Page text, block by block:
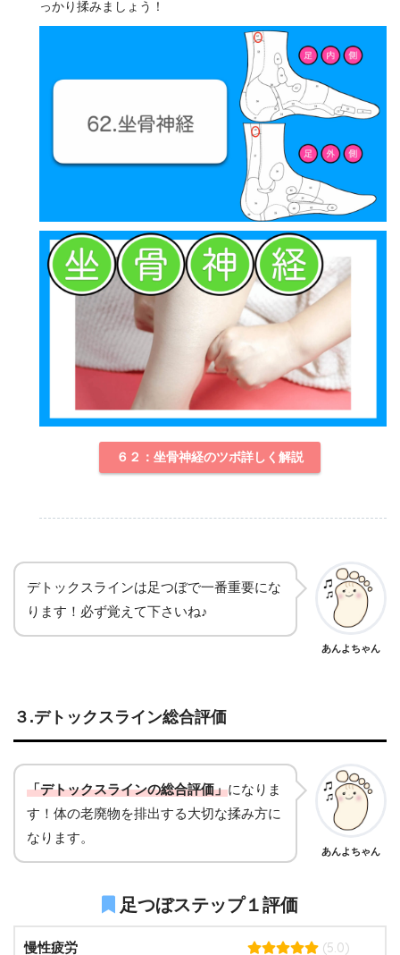
っかり揉みましょう！
６２：坐骨神経のツボ詳しく解説
デトックスラインは足つぼで一番重要にな
ります！必ず覚えて下さいね♪
あんよちゃん
３.デトックスライン総合評価
「デトックスラインの総合評価」になりま
す！体の老廃物を排出する大切な揉み方に
なります。
あんよちゃん
足つぼステップ１評価
慢性疲労 (5.0)